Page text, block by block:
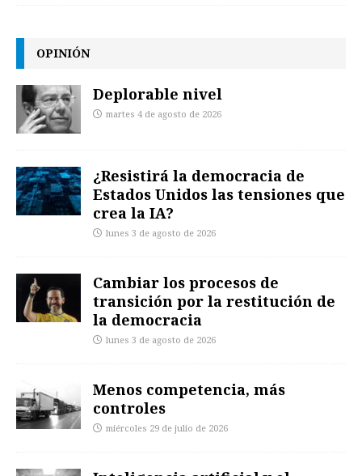
OPINIÓN
Deplorable nivel
martes 4 de agosto de 2026
¿Resistirá la democracia de
Estados Unidos las tensiones que
crea la IA?
lunes 3 de agosto de 2026
Cambiar los procesos de
transición por la restitución de
la democracia
lunes 3 de agosto de 2026
Menos competencia, más
controles
miércoles 29 de julio de 2026